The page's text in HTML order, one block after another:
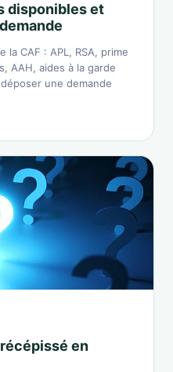
disponibles et
CAF : APL, RSA, prime
AAH, aides à la garde
une demande
en